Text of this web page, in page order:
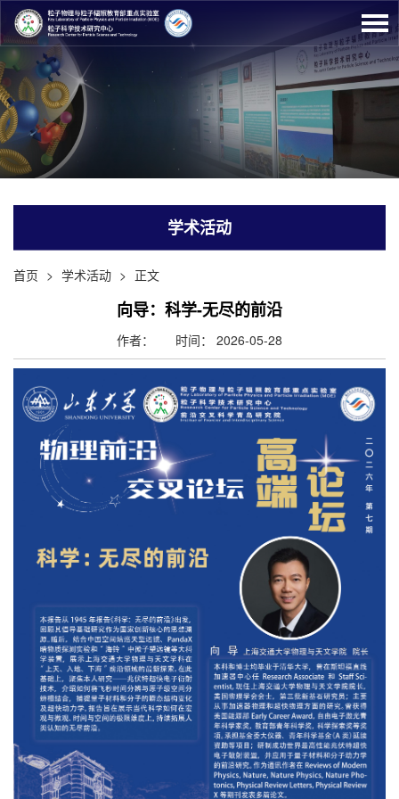
学术活动
首页 > 学术活动 > 正文
向导：科学-无尽的前沿
作者： 时间： 2026-05-28